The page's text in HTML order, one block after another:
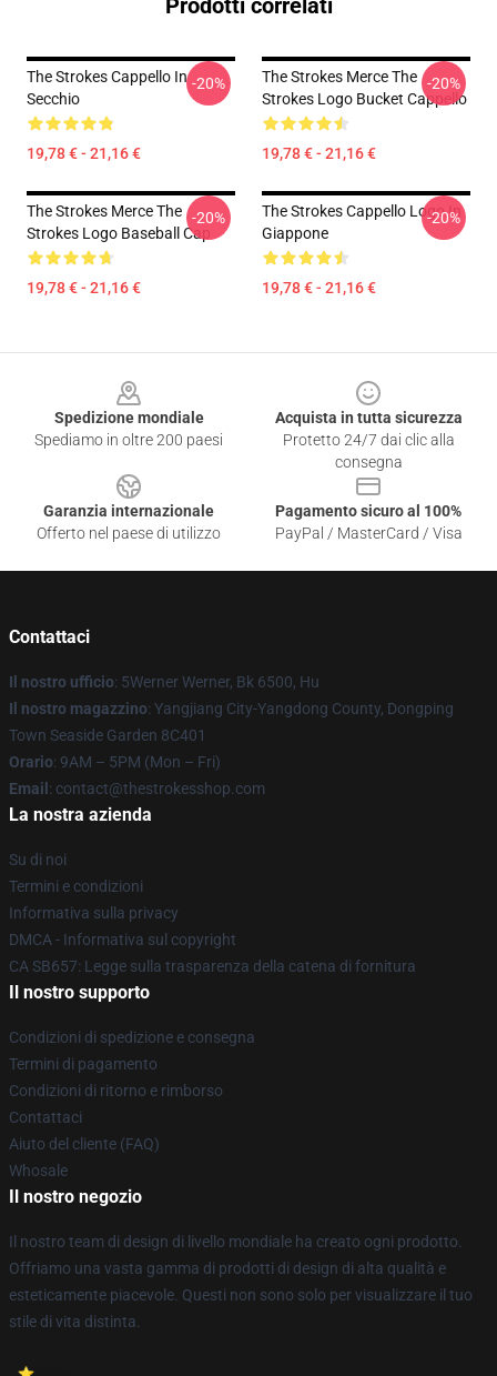
Prodotti correlati
The Strokes Cappello In
Secchio
19,78 € - 21,16 €
-20%
The Strokes Merce The
Strokes Logo Bucket Cappello
19,78 € - 21,16 €
-20%
The Strokes Merce The
Strokes Logo Baseball Cap
19,78 € - 21,16 €
-20%
The Strokes Cappello Logo In
Giappone
19,78 € - 21,16 €
-20%
Spedizione mondiale
Spediamo in oltre 200 paesi
Acquista in tutta sicurezza
Protetto 24/7 dai clic alla
consegna
Garanzia internazionale
Offerto nel paese di utilizzo
Pagamento sicuro al 100%
PayPal / MasterCard / Visa
Contattaci
Il nostro ufficio: 5Werner Werner, Bk 6500, Hu
Il nostro magazzino: Yangjiang City-Yangdong County, Dongping
Town Seaside Garden 8C401
Orario: 9AM – 5PM (Mon – Fri)
Email : contact@thestrokesshop.com
La nostra azienda
Su di noi
Termini e condizioni
Informativa sulla privacy
DMCA - Informativa sul copyright
CA SB657: Legge sulla trasparenza della catena di fornitura
Il nostro supporto
Condizioni di spedizione e consegna
Termini di pagamento
Condizioni di ritorno e rimborso
Contattaci
Aiuto del cliente (FAQ)
Whosale
Il nostro negozio
Il nostro team di design di livello mondiale ha creato ogni prodotto.
Offriamo una vasta gamma di prodotti di design di alta qualità e
esteticamente piacevole. Questi non sono solo per visualizzare il tuo
stile di vita distinta.